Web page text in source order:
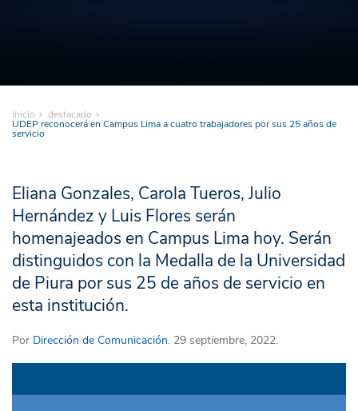
Inicio destacado
UDEP reconocerá en Campus Lima a cuatro trabajadores por sus 25 años de
servicio
Eliana Gonzales, Carola Tueros, Julio
Hernández y Luis Flores serán
homenajeados en Campus Lima hoy. Serán
distinguidos con la Medalla de la Universidad
de Piura por sus 25 de años de servicio en
esta institución.
Por Dirección de Comunicación. 29 septiembre, 2022.